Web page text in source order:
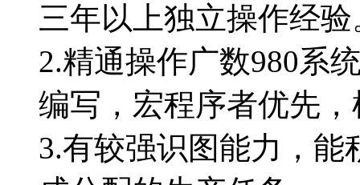
三年以上独立操作经验
2.精通操作广数980系
编写，宏程序者优先
3.有较强识图能力，能